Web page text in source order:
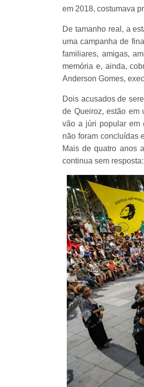
em 2018, costumava
De tamanho real, a
uma campanha de
familiares, amigas,
memória e, ainda,
Anderson Gomes,
Dois acusados de
de Queiroz, estão em
vão a júri popular em
não foram concluídas
Mais de quatro anos
continua sem